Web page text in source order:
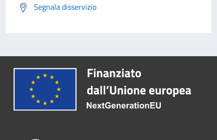
Segnala disservizio